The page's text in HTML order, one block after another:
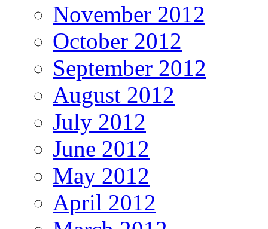
November 2012
October 2012
September 2012
August 2012
July 2012
June 2012
May 2012
April 2012